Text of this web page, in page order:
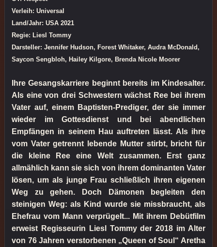
Verleih: Universal
Land/Jahr: USA 2021
Regie: Liesl Tommy
Darsteller: Jennifer Hudson, Forest Whitaker, Audra McDonald,
Saycon Sengbloh, Hailey Kilgore, Brenda Nicole Moorer
Ihre Gesangskarriere beginnt bereits im Kindesalter.
Als eine von drei Schwestern wächst Ree bei ihrem
Vater auf, einem Baptisten-Prediger, der sie immer
wieder im Gottesdienst und bei abendlichen
Empfängen in seinem Hau auftreten lässt. Als ihre
vom Vater getrennt lebende Mutter stirbt, bricht für
die kleine Ree eine Welt zusammen. Erst ganz
allmählich kann sie sich von ihrem dominanten Vater
lösen, um als junge Frau schließlich ihren eigenen
Weg zu gehen. Doch Dämonen begleiten den
steinigen Weg: als Kind wurde sie missbraucht, als
Ehefrau vom Mann verprügelt... Mit ihrem Debütfilm
erweist Regisseurin Liesl Tommy der 2018 im Alter
von 76 Jahren verstorbenen „Queen of Soul“ Aretha